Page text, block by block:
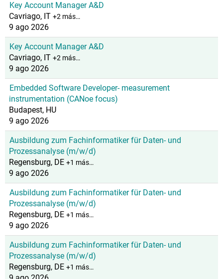
Key Account Manager A&D
Cavriago, IT +2 más…
9 ago 2026
Key Account Manager A&D
Cavriago, IT +2 más…
9 ago 2026
Embedded Software Developer- measurement
instrumentation (CANoe focus)
Budapest, HU
9 ago 2026
Ausbildung zum Fachinformatiker für Daten- und
Prozessanalyse (m/w/d)
Regensburg, DE +1 más…
9 ago 2026
Ausbildung zum Fachinformatiker für Daten- und
Prozessanalyse (m/w/d)
Regensburg, DE +1 más…
9 ago 2026
Ausbildung zum Fachinformatiker für Daten- und
Prozessanalyse (m/w/d)
Regensburg, DE +1 más…